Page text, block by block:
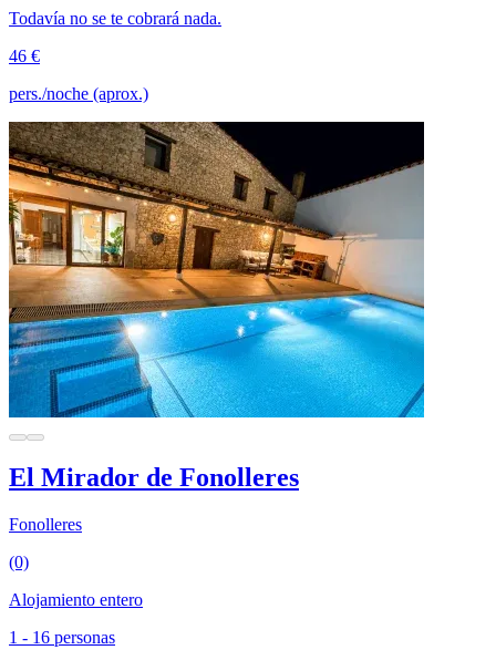
Todavía no se te cobrará nada.
46 €
pers./noche (aprox.)
El Mirador de Fonolleres
Fonolleres
(0)
Alojamiento entero
1 - 16 personas